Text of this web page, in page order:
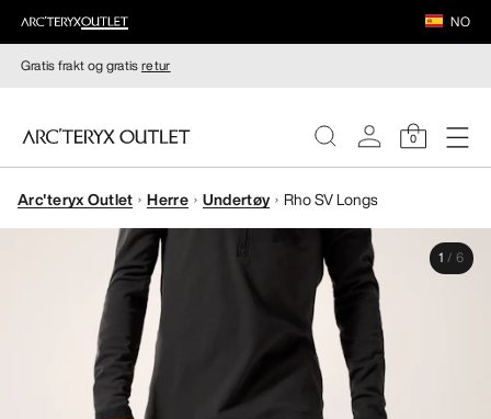
NO
Gratis frakt og gratisretur
0
DAMER
HERRER
Arc'teryx Outlet Herre Undertøy Rho SV Longs
1 / 6